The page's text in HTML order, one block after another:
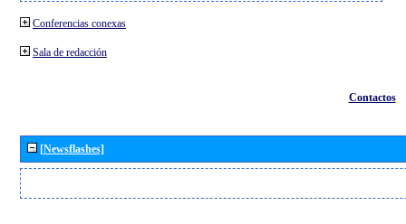
Conferencias conexas
Sala de redacción
Contactos
[Newsflashes]